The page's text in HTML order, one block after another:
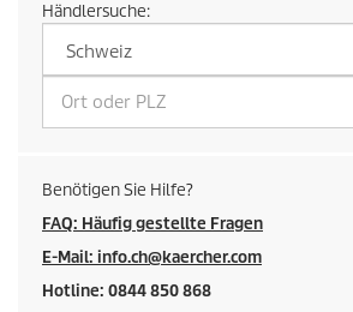
e
i
s
d
e
s
Händlersuche:
Benötigen Sie Hilfe?
FAQ: Häufig gestellte Fragen
E-Mail: info.ch@kaercher.com
Hotline: 0844 850 868